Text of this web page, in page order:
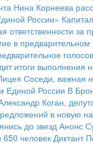
Нина Корнеева
России»
ответственности за
в предварительном
итоги
Соседи, важная
Единой России В
Коган,
в новую
до звезд Анонс
650 человек Диктант